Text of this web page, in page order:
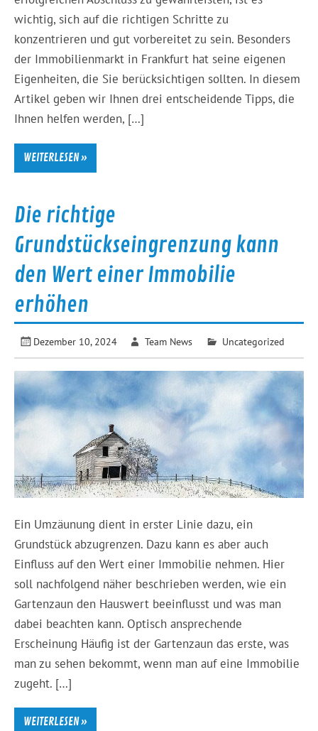
wichtig, sich auf die richtigen Schritte zu
konzentrieren und gut vorbereitet zu sein. Besonders
der Immobilienmarkt in Frankfurt hat seine eigenen
Eigenheiten, die Sie berücksichtigen sollten. In diesem
Artikel geben wir Ihnen drei entscheidende Tipps, die
Ihnen helfen werden, […]
WEITERLESEN »
Die richtige
Grundstückseingrenzung kann
den Wert einer Immobilie
erhöhen
Dezember 10, 2024 Team News Uncategorized
Ein Umzäunung dient in erster Linie dazu, ein
Grundstück abzugrenzen. Dazu kann es aber auch
Einfluss auf den Wert einer Immobilie nehmen. Hier
soll nachfolgend näher beschrieben werden, wie ein
Gartenzaun den Hauswert beeinflusst und was man
dabei beachten kann. Optisch ansprechende
Erscheinung Häufig ist der Gartenzaun das erste, was
man zu sehen bekommt, wenn man auf eine Immobilie
zugeht. […]
WEITERLESEN »